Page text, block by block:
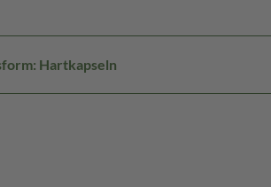
Hartkapseln